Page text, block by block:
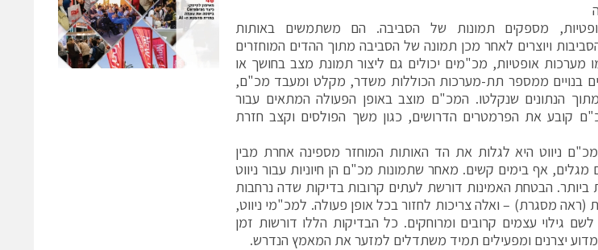
מספקים תמונות של הסביבה. הם משתמשים באותות
ויוצרים לאחר מכן תמונה של הסביבה מתוך ההדים המוחזרים
מערכות אופטיות, מכ"מים יכולים גם ליצור תמונת מצב בחושך או
בנויים ממספר תת-מערכות הכוללות משדר, מקלט ומעבד מכ"ם,
הנתונים שנקלטו. המכ"ם מוצב באופן הפעולה המתאים עבור
קובע את הפרמטרים הדרושים, כגון משך הפולסים וקצב חזרת
מכ"ם ניווט היא לגלות את הד האותות המוחזר מספינה אחרת מבין
אף בימים קשים. מאחר שתמונות מכ"ם הן חיוניות עבור ניווט
ביותר. הבטחת האמינות דורשת לעתים קרובות בדיקות שדה נרחבות
(ראה מסגרת) – ואלה צריכות לחזור בכל אופן פעולה. למכ"מי ניווט,
גילוי עצמים קרובים ומרוחקים. כל הבדיקות הללו דורשות זמן
יצרנים ומפעילים תמיד משתדלים למזער את המאמץ הנדרש.